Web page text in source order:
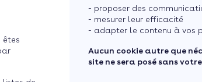
êtes
- proposer des
- mesurer leur efficacité
- adapter le contenu à vos
Aucun cookie autre que
site ne sera posé sans
Dépannage chauffage